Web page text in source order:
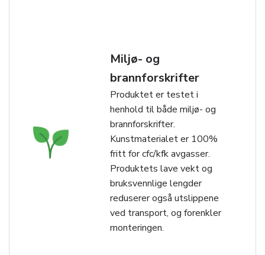
Miljø- og
brannforskrifter
Produktet er testet i
henhold til både miljø- og
brannforskrifter.
Kunstmaterialet er 100%
fritt for cfc/kfk avgasser.
Produktets lave vekt og
bruksvennlige lengder
reduserer også utslippene
ved transport, og forenkler
monteringen.